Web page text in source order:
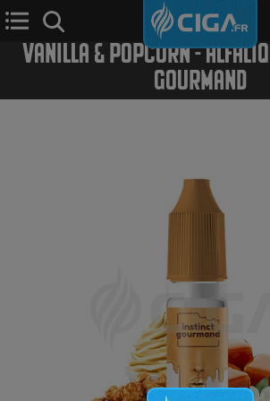
VANILLA & POPCORN -
GOURMAND